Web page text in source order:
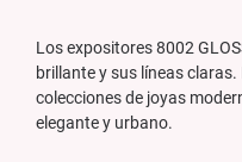
Los expositores 8002
brillante y sus líneas
colecciones de joyas
elegante y urbano.